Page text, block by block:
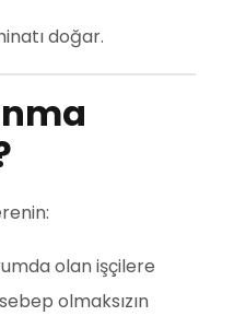
doğar.
olan işçilere
olmaksızın